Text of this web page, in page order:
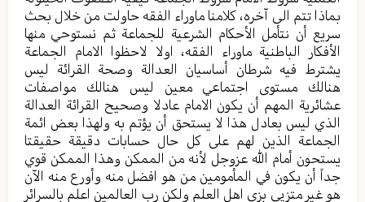
بماذا تتم الى آخره، كلامنا ماوراء الفقه حاولت من خلال بحث
سريع أن نتأمل الأحكام الشرعية للجماعة ثم نستوحي منها
الأفكار الباطنية ماوراء الفقه، اولا لاحظوا الامام الجماعة
يشترط فيه شرطان أساسيان العدالة وصحة القرائة ليس
هنالك مستوى اجتماعي معين ليس هنالك مواصفات
عشائرية المهم أن يكون الامام عادلا وصحيح القرائة العدالة
الذي ليس بعادل هذا لا يستحق أن يؤتم به ولهذا بعض ائمة
الجماعة الذين لهم على كل حال حسابات دقيقة حقيقتا
يستحون أمام الله عزوجل لأنه من الممكن وهذا الممكن قوي
جداً أن يكون في المأمومين من هو افضل منه وأورع منه الآن
هو غير متزيي بزي اهل العلم ولكن رب العالمين اعلم بالسرائر